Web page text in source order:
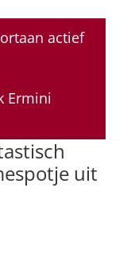
actief
Ermini
uit